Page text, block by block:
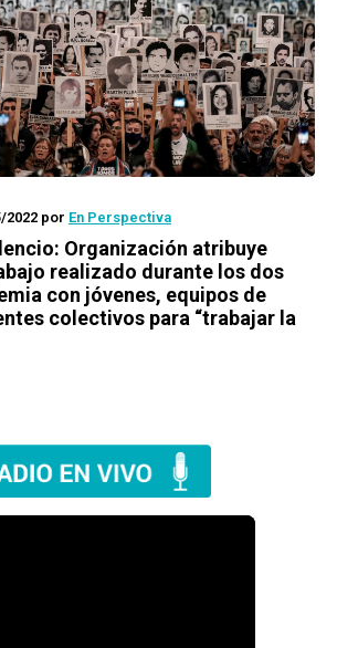
2022 por En Perspectiva
Organización atribuye
realizado durante los dos
con jóvenes, equipos de
colectivos para “trabajar la